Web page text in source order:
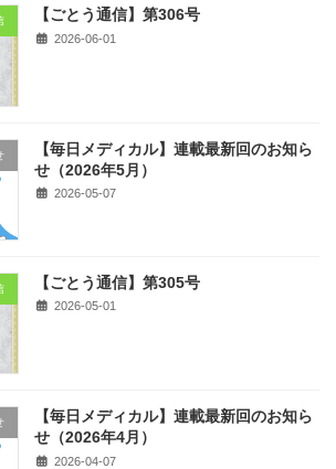
【ごとう通信】第306号
2026-06-01
【毎日メディカル】連載最新回のお知ら
せ（2026年5月）
2026-05-07
【ごとう通信】第305号
2026-05-01
【毎日メディカル】連載最新回のお知ら
せ（2026年4月）
2026-04-07